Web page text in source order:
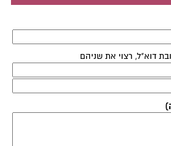
דוא"ל, רצוי את שניהם